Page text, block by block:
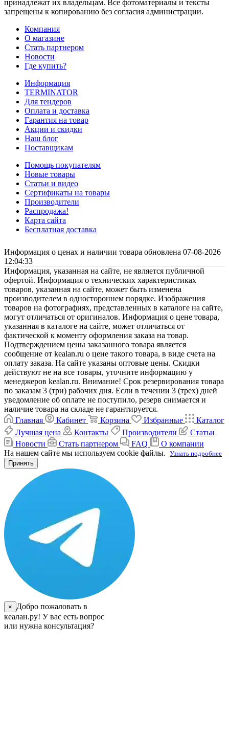
принадлежат их владельцам. Все фотоматериалы и тексты
запрещены к копированию без согласия администрации.
Компания
О магазине
Стать партнером
Новости
Где купить?
Информация
TERMINATOR
Для тендеров
Оплата и доставка
Гарантия на товар
Акции и скидки
Наш блог
Поставщикам
Помощь покупателям
Новые товары
Статьи и видео
Сертификаты на товары
Производители
Распродажа!
Карта сайта
Бесплатная доставка
Информация о ценах и наличии товара обновлена 07-08-2026
12:04:33
Информация, указанная на сайте, не является публичной
офертой. Информация о технических характеристиках
товаров, указанная на сайте, может быть изменена
производителем в одностороннем порядке. Изображения
товаров на фотографиях, представленных в каталоге на сайте,
могут отличаться от оригиналов. Информация о цене товара,
указанная в каталоге на сайте, может отличаться от
фактической к моменту оформления заказа на товар.
Подтверждением цены заказанного товара является
сообщение от kealan.ru о цене такого товара, в виде счета на
оплату заказа. На сайте указаны оптовые цены. Скидки
действуют не на все товары, уточните информацию у
менеджеров kealan.ru. Внимание! Срок резервирования товара
по заказам 3 (три) рабочих дня. Если в течении 3 (трех) дней
уведомление об оплате не поступило, резерв снимается и
наличие товара на складе не гарантируется.
Главная
Кабинет Корзина Избранные
Каталог
Лучшая цена
Контакты Производители
Статьи
Новости
Стать партнером FAQ
О компании
На нашем сайте мы используем cookie файлы. Узнать подробнее
Принять
×
Добро пожаловать в
кеалан.ру! У вас есть вопрос
или нужна консультация?